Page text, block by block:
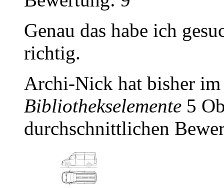
Genau das habe ich
richtig.
Archi-Nick hat bisher
Bibliothekselemente 5
durchschnittlichen